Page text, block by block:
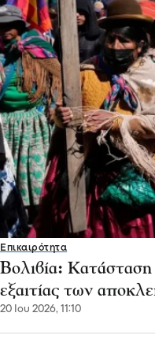
Επικαιρότητα
Βολιβία:
εξαιτίας των
20 Ιου 2026, 11:10